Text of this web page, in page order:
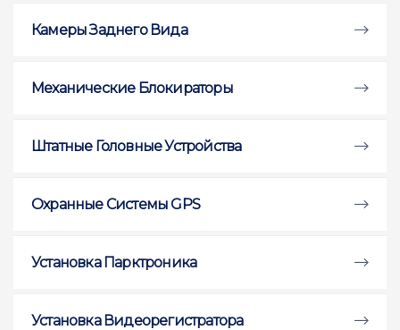
Камеры Заднего Вида
Механические Блокираторы
Штатные Головные Устройства
Охранные Системы GPS
Установка Парктроника
Установка Видеорегистратора